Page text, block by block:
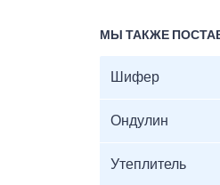
МЫ ТАКЖЕ
Шифер
Ондулин
Утеплитель